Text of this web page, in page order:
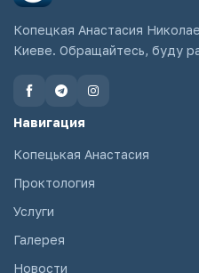
Копецкая Анастасия
Киеве. Обращайтесь, буду
Навигация
Копецькая Анастасия
Проктология
Услуги
Галерея
Новости